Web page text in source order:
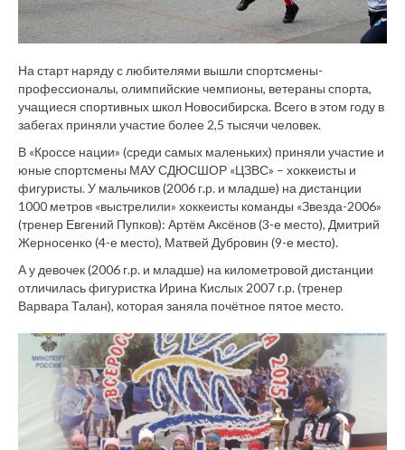
На старт наряду с любителями вышли спортсмены-
профессионалы, олимпийские чемпионы, ветераны спорта,
учащиеся спортивных школ Новосибирска. Всего в этом году в
забегах приняли участие более 2,5 тысячи человек.
В «Кроссе нации» (среди самых маленьких) приняли участие и
юные спортсмены МАУ СДЮСШОР «ЦЗВС» – хоккеисты и
фигуристы. У мальчиков (2006 г.р. и младше) на дистанции
1000 метров «выстрелили» хоккеисты команды «Звезда-2006»
(тренер Евгений Пупков): Артём Аксёнов (3-е место), Дмитрий
Жерносенко (4-е место), Матвей Дубровин (9-е место).
А у девочек (2006 г.р. и младше) на километровой дистанции
отличилась фигуристка Ирина Кислых 2007 г.р. (тренер
Варвара Талан), которая заняла почётное пятое место.